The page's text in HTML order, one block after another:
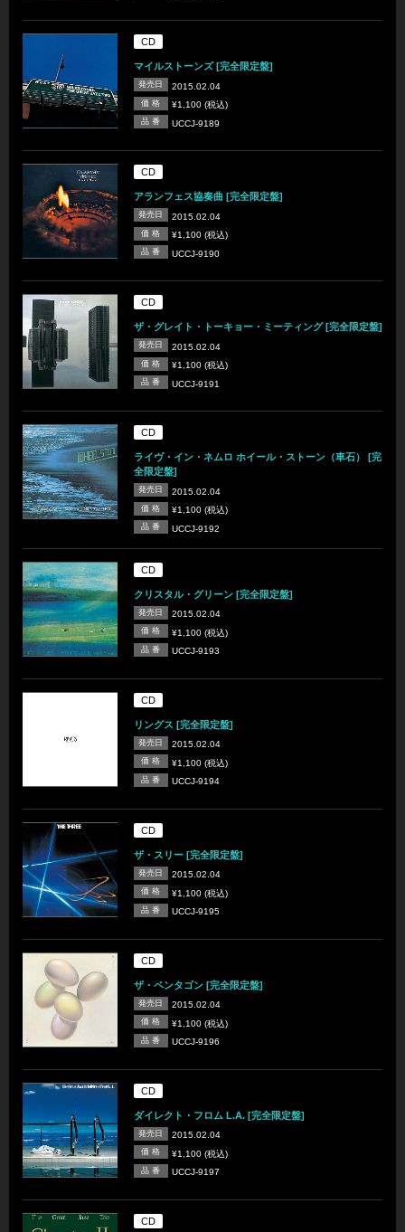
CD
マイルストーンズ [完全限定盤]
発売日 2015.02.04
価 格 ¥1,100 (税込)
品 番 UCCJ-9189
CD
アランフェス協奏曲 [完全限定盤]
発売日 2015.02.04
価 格 ¥1,100 (税込)
品 番 UCCJ-9190
CD
ザ・グレイト・トーキョー・ミーティング [完全限定盤]
発売日 2015.02.04
価 格 ¥1,100 (税込)
品 番 UCCJ-9191
CD
ライヴ・イン・ネムロ ホイール・ストーン（車石） [完
全限定盤]
発売日 2015.02.04
価 格 ¥1,100 (税込)
品 番 UCCJ-9192
CD
クリスタル・グリーン [完全限定盤]
発売日 2015.02.04
価 格 ¥1,100 (税込)
品 番 UCCJ-9193
CD
リングス [完全限定盤]
発売日 2015.02.04
価 格 ¥1,100 (税込)
品 番 UCCJ-9194
CD
ザ・スリー [完全限定盤]
発売日 2015.02.04
価 格 ¥1,100 (税込)
品 番 UCCJ-9195
CD
ザ・ペンタゴン [完全限定盤]
発売日 2015.02.04
価 格 ¥1,100 (税込)
品 番 UCCJ-9196
CD
ダイレクト・フロム L.A. [完全限定盤]
発売日 2015.02.04
価 格 ¥1,100 (税込)
品 番 UCCJ-9197
CD